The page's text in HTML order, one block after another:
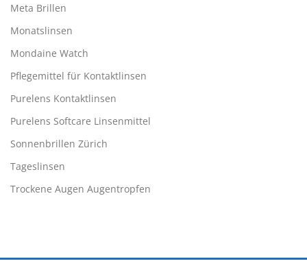
Meta Brillen
Monatslinsen
Mondaine Watch
Pflegemittel für Kontaktlinsen
Purelens Kontaktlinsen
Purelens Softcare Linsenmittel
Sonnenbrillen Zürich
Tageslinsen
Trockene Augen Augentropfen